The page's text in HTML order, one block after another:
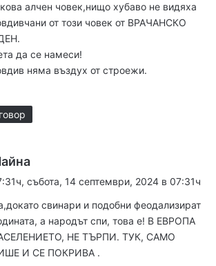
а
:
алчен човек,нищо хубаво не видяха
от този човек от ВРАЧАНСКО
да се намеси!
няма въздух от строежи.
а
:
събота, 14 септември, 2024 в 07:31ч
свинари и подобни феодализират
а народът спи, това е! В ЕВРОПА
НЕ ТЪРПИ. ТУК, САМО
И СЕ ПОКРИВА .